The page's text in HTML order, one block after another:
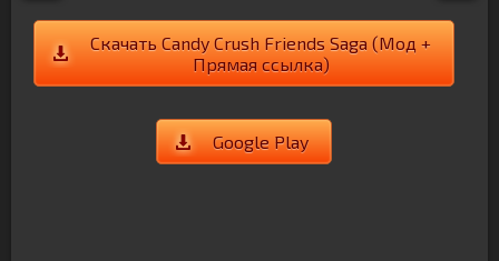
Скачать Candy Crush Friends Saga (Мод +
Прямая ссылка)
Google Play